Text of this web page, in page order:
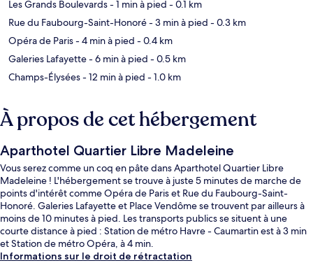
Les Grands Boulevards- 1 min à pied - 0.1 km
Rue du Faubourg-Saint-Honoré- 3 min à pied - 0.3 km
Opéra de Paris- 4 min à pied - 0.4 km
Galeries Lafayette- 6 min à pied - 0.5 km
Champs-Élysées- 12 min à pied - 1.0 km
À propos de cet hébergement
Aparthotel Quartier Libre Madeleine
Vous serez comme un coq en pâte dans Aparthotel Quartier Libre
Madeleine ! L'hébergement se trouve à juste 5 minutes de marche de
points d'intérêt comme Opéra de Paris et Rue du Faubourg-Saint-
Honoré. Galeries Lafayette et Place Vendôme se trouvent par ailleurs à
moins de 10 minutes à pied. Les transports publics se situent à une
courte distance à pied : Station de métro Havre - Caumartin est à 3 min
et Station de métro Opéra, à 4 min.
Informations sur le droit de rétractation